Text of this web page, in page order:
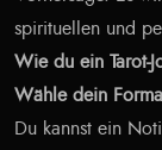
spirituellen und
Wie du ein Tarot-
Wähle dein
Du kannst ein